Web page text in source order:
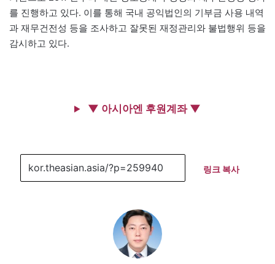
를 진행하고 있다. 이를 통해 국내 공익법인의 기부금 사용 내역
과 재무건전성 등을 조사하고 잘못된 재정관리와 불법행위 등을
감시하고 있다.
▼ 아시아엔 후원계좌 ▼
링크 복사